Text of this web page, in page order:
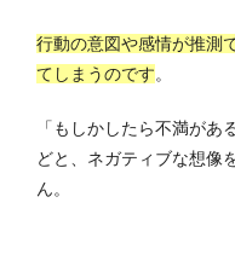
行動の意図や感情が推測
てしまうのです。
「もしかしたら不満が
どと、ネガティブな想像
ん。